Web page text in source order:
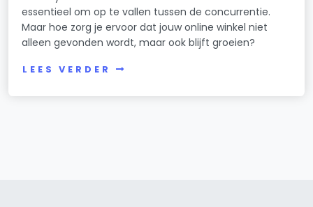
essentieel om op te vallen tussen de concurrentie.
Maar hoe zorg je ervoor dat jouw online winkel niet
alleen gevonden wordt, maar ook blijft groeien?
LEES VERDER